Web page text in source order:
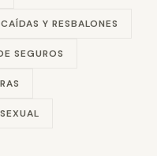
CAÍDAS Y RESBALONES
SEGUROS